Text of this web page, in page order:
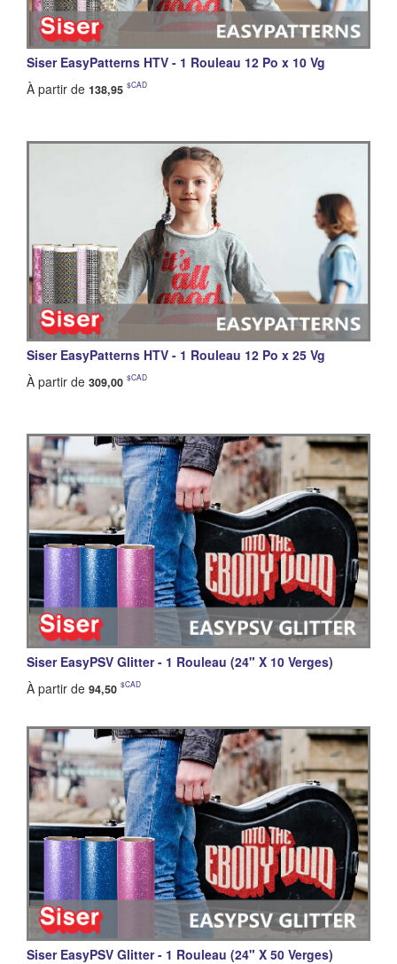
Siser EasyPatterns HTV - 1 Rouleau 12 Po x 10 Vg
À partir de 138,95 $CAD
Siser EasyPatterns HTV - 1 Rouleau 12 Po x 25 Vg
À partir de 309,00 $CAD
Siser EasyPSV Glitter - 1 Rouleau (24" X 10 Verges)
À partir de 94,50 $CAD
Siser EasyPSV Glitter - 1 Rouleau (24" X 50 Verges)